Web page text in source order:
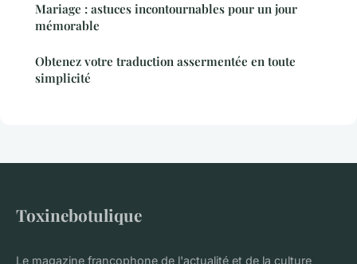
Mariage : astuces incontournables pour un jour
mémorable
Obtenez votre traduction assermentée en toute
simplicité
Toxinebotulique
Le magazine francophone de l'actualité et de la culture